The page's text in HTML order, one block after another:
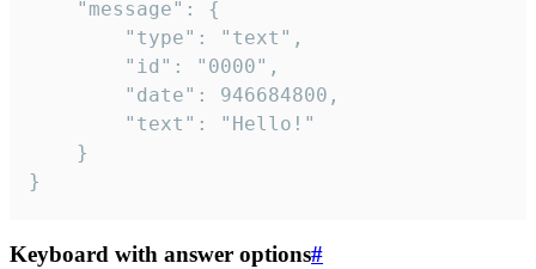
}
Keyboard with answer options#